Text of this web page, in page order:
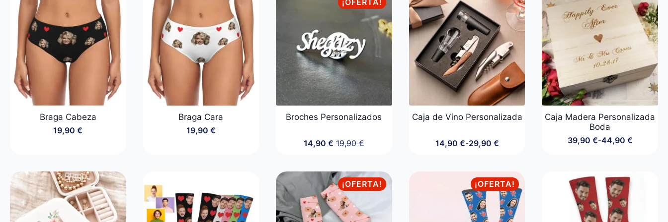
Braga Cabeza
19,90€
Braga Cara
19,90 €
¡OFERTA!
Broches Personalizados
19,90€
El
era:
19,90 €.
14,90 € El
es:
14,90 €.
Caja de Vino Personalizada
14,90 €-29,90 €
Rango
desde
14,90 €
hasta
29,90 €
Caja Madera Personalizada
Boda
39,90 €-44,90 €
Rango
39,90 €
hasta
44,90 €
¡OFERTA! ¡OFERTA!